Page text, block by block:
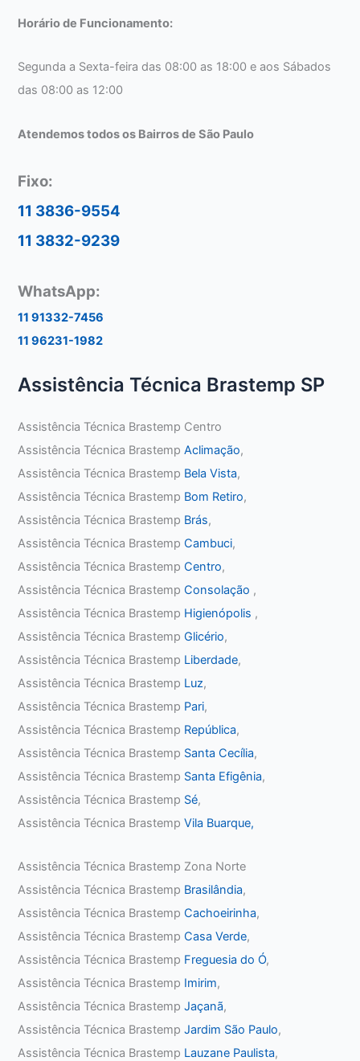
Horário de Funcionamento:
Segunda a Sexta-feira das 08:00 as 18:00 e aos Sábados
das 08:00 as 12:00
Atendemos todos os Bairros de São Paulo
Fixo:
11 3836-9554
11 3832-9239
WhatsApp:
11 91332-7456
11 96231-1982
Assistência Técnica Brastemp SP
Assistência Técnica Brastemp Centro
Assistência Técnica BrastempAclimação,
Assistência Técnica Brastemp Bela Vista,
Assistência Técnica Brastemp Bom Retiro,
Assistência Técnica Brastemp Brás,
Assistência Técnica BrastempCambuci,
Assistência Técnica BrastempCentro,
Assistência Técnica BrastempConsolação ,
Assistência Técnica Brastemp Higienópolis ,
Assistência Técnica BrastempGlicério,
Assistência Técnica Brastemp Liberdade,
Assistência Técnica Brastemp Luz,
Assistência Técnica Brastemp Pari,
Assistência Técnica Brastemp República,
Assistência Técnica Brastemp Santa Cecília,
Assistência Técnica Brastemp Santa Efigênia,
Assistência Técnica Brastemp Sé,
Assistência Técnica BrastempVila Buarque,
Assistência Técnica Brastemp Zona Norte
Assistência Técnica Brastemp Brasilândia,
Assistência Técnica BrastempCachoeirinha,
Assistência Técnica BrastempCasa Verde,
Assistência Técnica Brastemp Freguesia do Ó,
Assistência Técnica Brastemp Imirim,
Assistência Técnica BrastempJaçanã,
Assistência Técnica BrastempJardim São Paulo,
Assistência Técnica Brastemp Lauzane Paulista,